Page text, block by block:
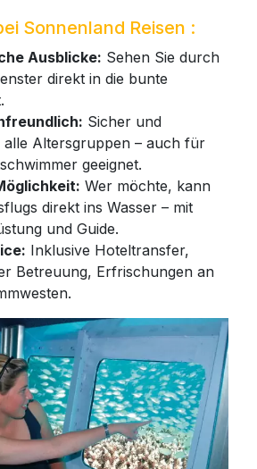
Sonnenland Reisen :
Ausblicke: Sehen Sie durch
direkt in die bunte
Sicher und
Altersgruppen – auch für
geeignet.
Wer möchte, kann
direkt ins Wasser – mit
und Guide.
Inklusive Hoteltransfer,
Betreuung, Erfrischungen an